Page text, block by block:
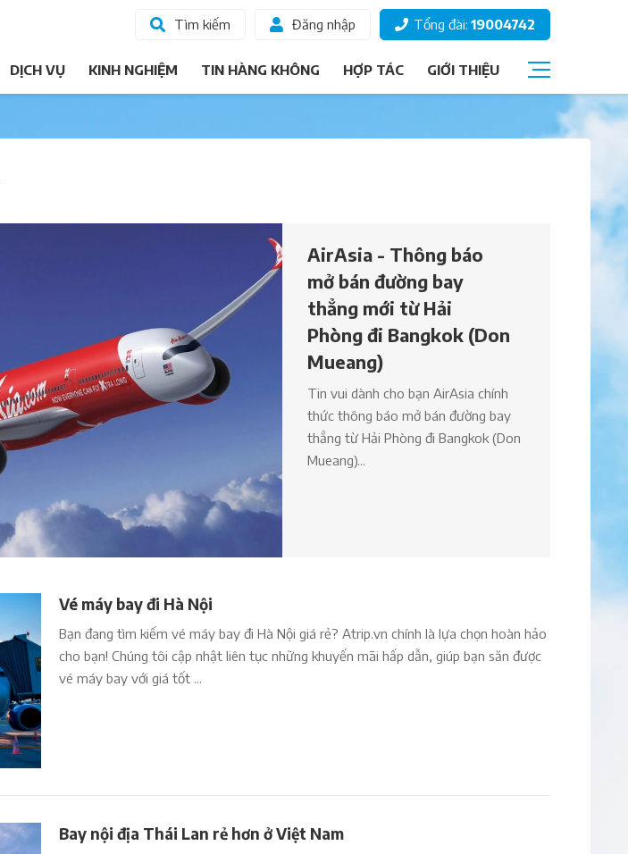
Tìm kiếm Đăng nhập Tổng đài: 19004742
DỊCH VỤ KINH NGHIỆM TIN HÀNG KHÔNG HỢP TÁC GIỚI THIỆU
Ký gửi hành lý
Chọn ghế ngồi
AirAsia - Thông báo
mở bán đường bay
thẳng mới từ Hải
Phòng đi Bangkok (Don
Mueang)
Tin vui dành cho bạn AirAsia chính
thức thông báo mở bán đường bay
thẳng từ Hải Phòng đi Bangkok (Don
Mueang)...
Vé máy bay đi Hà Nội
Bạn đang tìm kiếm vé máy bay đi Hà Nội giá rẻ? Atrip.vn chính là lựa chọn hoàn hảo
cho bạn! Chúng tôi cập nhật liên tục những khuyến mãi hấp dẫn, giúp bạn săn được
vé máy bay với giá tốt ...
Bay nội địa Thái Lan rẻ hơn ở Việt Nam